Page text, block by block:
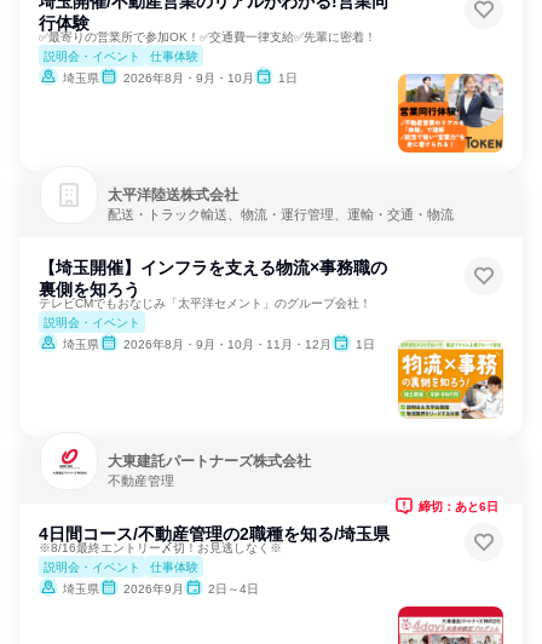
行体験
✅最寄りの営業所で参加OK！✅交通費一律支給✅先輩に密着！
説明会・イベント
仕事体験
埼玉県
2026年8月・9月・10月 1日
太平洋陸送株式会社
配送・トラック輸送、物流・運行管理、運輸・交通・物流
【埼玉開催】インフラを支える物流×事務職の
裏側を知ろう
テレビCMでもおなじみ「太平洋セメント」のグループ会社！
説明会・イベント
埼玉県
2026年8月・9月・10月・11月・12月 1日
大東建託パートナーズ株式会社
不動産管理
4日間コース/不動産管理の2職種を知る/埼玉県
※8/16最終エントリー〆切！お見逃しなく※
説明会・イベント
仕事体験
埼玉県
2026年9月 2日～4日
締切：あと6日